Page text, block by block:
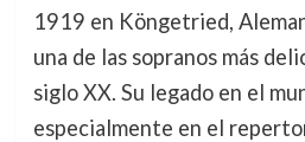
1919 en Köngetried,
una de las sopranos más
siglo XX. Su legado en el
especialmente en el